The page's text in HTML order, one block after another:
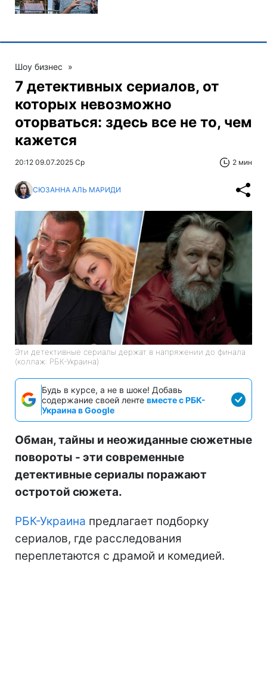
Шоу бизнес »
7 детективных сериалов, от
которых невозможно
оторваться: здесь все не то, чем
кажется
20:12 09.07.2025 Ср 2 мин
СЮЗАННА АЛЬ МАРИДИ
Эти детективные сериалы держат в напряжении до финала
(коллаж: РБК-Украина)
Будь в курсе, а не в шоке! Добавь
содержание своей ленте вместе с РБК-
Украина в Google
Обман, тайны и неожиданные сюжетные
повороты - эти современные
детективные сериалы поражают
остротой сюжета.
РБК-Украина предлагает подборку
сериалов, где расследования
переплетаются с драмой и комедией.